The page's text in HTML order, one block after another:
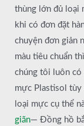
thùng lớn đủ loại
khi có đơn đặt
chuyện đơn giản
màu tiêu chuẩn
chúng tôi luôn có
mực Plastisol
loại mực cụ thể
giãn— Đồng hồ